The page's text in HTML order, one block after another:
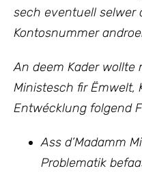
sech eventuell selwer
Kontosnummer
An deem Kader wollte
Ministesch fir Ëmwelt,
Entwécklung folgend
Ass d’Madamm
Problematik